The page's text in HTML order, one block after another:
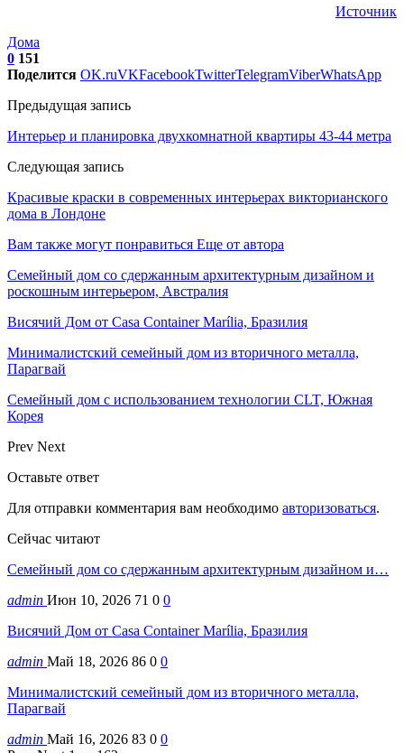
Источник
Дома
0 151
Поделится OK.ruVKFacebookTwitterTelegramViberWhatsApp
Предыдущая запись
Интерьер и планировка двухкомнатной квартиры 43-44 метра
Следующая запись
Красивые краски в современных интерьерах викторианского
дома в Лондоне
Вам также могут понравиться Еще от автора
Семейный дом со сдержанным архитектурным дизайном и
роскошным интерьером, Австралия
Висячий Дом от Casa Container Marília, Бразилия
Минималистский семейный дом из вторичного металла,
Парагвай
Семейный дом с использованием технологии CLT, Южная
Корея
Prev Next
Оставьте ответ
Для отправки комментария вам необходимо авторизоваться.
Сейчас читают
Семейный дом со сдержанным архитектурным дизайном и…
admin Июн 10, 2026 71 0 0
Висячий Дом от Casa Container Marília, Бразилия
admin Май 18, 2026 86 0 0
Минималистский семейный дом из вторичного металла,
Парагвай
admin Май 16, 2026 83 0 0